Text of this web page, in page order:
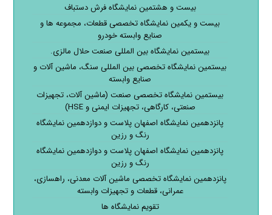
بیست و هشتمین نمایشگاه فرش دستباف
بیست و یکمین نمایشگاه تخصصی قطعات، مجموعه ها و
صنایع وابسته خودرو
بیستمین نمایشگاه بین المللی صنعت حلال مالزی.
بیستمین نمایشگاه تخصصی بین المللی سنگ، ماشین آلات و
صنایع وابسته
بیستمین نمایشگاه تخصصی صنعت (ماشین آلات، تجهیزات
صنعتی، کارگاهی، تجهیزات ایمنی و HSE)
پانزدهمین نمایشگاه اصفهان پلاست و دوازدهمین نمایشگاه
رنگ و رزین
پانزدهمین نمایشگاه اصفهان پلاست و دوازدهمین نمایشگاه
رنگ و رزین
پانزدهمین نمایشگاه تخصصی ماشین آلات معدنی، راهسازی،
عمرانی، قطعات و تجهیزات وابسته
تقویم نمایشگاه ها